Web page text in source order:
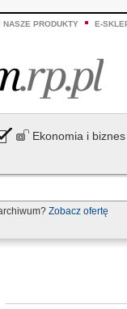
NASZE PRODUKTY E-
Ekonomia i biznes
Zobacz ofertę